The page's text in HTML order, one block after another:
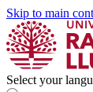
Skip to main
Select your